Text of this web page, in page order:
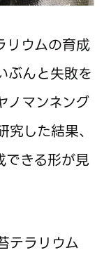
リウムの育成
ぶんと失敗を
ノマンネング
した結果、
できる形が見
テラリウム